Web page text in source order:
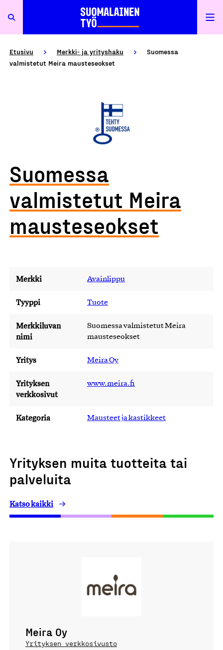
Etusivu Merkki- ja yrityshaku
Suomessa
valmistetut Meira mausteseokset
Suomessa
valmistetut Meira
mausteseokset
Merkki Avainlippu
Tyyppi Tuote
Merkkiluvan
nimi
Suomessa valmistetut Meira
mausteseokset
Yritys Meira Oy
Yrityksen
verkkosivut
www.meira.fi
Kategoria Mausteet ja kastikkeet
Yrityksen muita tuotteita tai
palveluita
Katso kaikki
Meira Oy
Yrityksen verkkosivusto